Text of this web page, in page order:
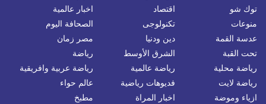
توك شو
اقتصاد
اخبار عالمية
منوعات
تكنولوجى
الصحافة اليوم
عدسة القمة
دين ودنيا
مصر زمان
تحت القبة
الشرق الأوسط
رياضة
رياضة محلية
رياضة عالمية
رياضة عربية وافريقية
رياضة لايت
فديوهات رياضية
عالم حواء
ازياء وموضة
اخبار المراة
مطبخ